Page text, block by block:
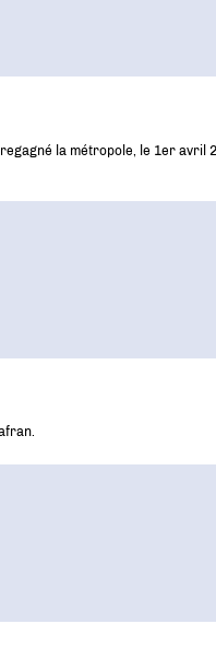
la métropole, le 1er avril